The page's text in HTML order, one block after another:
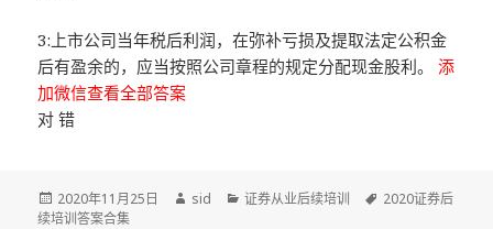
3:上市公司当年税后利润，在弥补亏损及提取法定公积金
后有盈余的，应当按照公司章程的规定分配现金股利。添
加微信查看全部答案
对 错
发
布
2020年11月25日
作
sid
分
证券从业后续培训
标
2020证券后
续培训答案合集